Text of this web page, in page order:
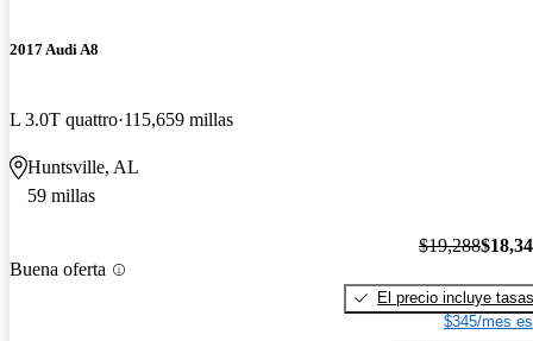
2017 Audi A8
L 3.0T quattro 115,659 millas
Huntsville, AL
59 millas
Buena oferta
$19,288
El precio incluye tasas
$345/mes